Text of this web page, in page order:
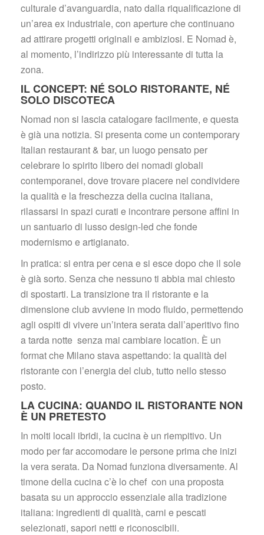
culturale d’avanguardia, nato dalla riqualificazione di
un’area ex industriale, con aperture che continuano
ad attirare progetti originali e ambiziosi. E Nomad è,
al momento, l’indirizzo più interessante di tutta la
zona.
IL CONCEPT: NÉ SOLO RISTORANTE, NÉ
SOLO DISCOTECA
Nomad non si lascia catalogare facilmente, e questa
è già una notizia. Si presenta come un contemporary
Italian restaurant & bar, un luogo pensato per
celebrare lo spirito libero dei nomadi globali
contemporanei, dove trovare piacere nel condividere
la qualità e la freschezza della cucina italiana,
rilassarsi in spazi curati e incontrare persone affini in
un santuario di lusso design-led che fonde
modernismo e artigianato.
In pratica: si entra per cena e si esce dopo che il sole
è già sorto. Senza che nessuno ti abbia mai chiesto
di spostarti. La transizione tra il ristorante e la
dimensione club avviene in modo fluido, permettendo
agli ospiti di vivere un’intera serata dall’aperitivo fino
a tarda notte senza mai cambiare location. È un
format che Milano stava aspettando: la qualità del
ristorante con l’energia del club, tutto nello stesso
posto.
LA CUCINA: QUANDO IL RISTORANTE NON
È UN PRETESTO
In molti locali ibridi, la cucina è un riempitivo. Un
modo per far accomodare le persone prima che inizi
la vera serata. Da Nomad funziona diversamente. Al
timone della cucina c’è lo chef con una proposta
basata su un approccio essenziale alla tradizione
italiana: ingredienti di qualità, carni e pescati
elezionati, sapori netti e riconoscibili.